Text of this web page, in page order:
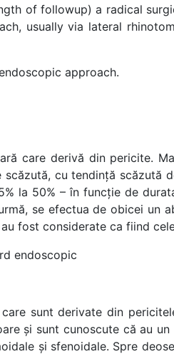
of followup) a radical
usually via lateral
approach.
care derivă din pericite.
cu tendință scăzută
la 50% – în funcție de
se efectua de obicei un
fost considerate ca fiind
endoscopic
sunt derivate din
și sunt cunoscute că au
și sfenoidale. Spre